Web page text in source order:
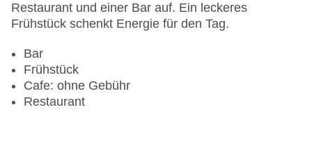
Restaurant und einer Bar auf. Ein leckeres
Frühstück schenkt Energie für den Tag.
Bar
Frühstück
Cafe: ohne Gebühr
Restaurant